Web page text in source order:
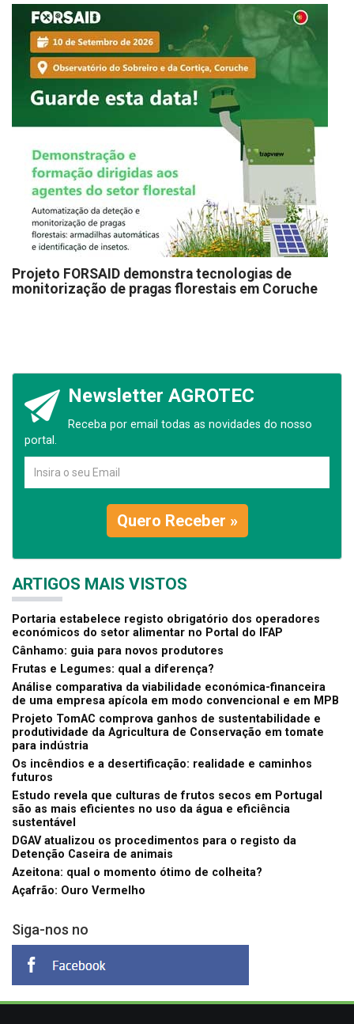
Projeto FORSAID demonstra tecnologias de
monitorização de pragas florestais em Coruche
Newsletter AGROTEC
Receba por email todas as novidades do nosso
portal.
Quero Receber »
ARTIGOS MAIS VISTOS
Portaria estabelece registo obrigatório dos operadores
económicos do setor alimentar no Portal do IFAP
Cânhamo: guia para novos produtores
Frutas e Legumes: qual a diferença?
Análise comparativa da viabilidade económica-financeira
de uma empresa apícola em modo convencional e em MPB
Projeto TomAC comprova ganhos de sustentabilidade e
produtividade da Agricultura de Conservação em tomate
para indústria
Os incêndios e a desertificação: realidade e caminhos
futuros
Estudo revela que culturas de frutos secos em Portugal
são as mais eficientes no uso da água e eficiência
sustentável
DGAV atualizou os procedimentos para o registo da
Detenção Caseira de animais
Azeitona: qual o momento ótimo de colheita?
Açafrão: Ouro Vermelho
Siga-nos no